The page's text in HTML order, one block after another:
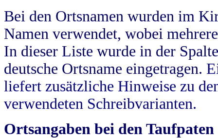
Bei den Ortsnamen wurden im
Namen verwendet, wobei
In dieser Liste wurde in der
deutsche Ortsname eingetragen.
liefert zusätzliche Hinweise zu
verwendeten Schreibvarianten.
Ortsangaben bei den Taufpaten